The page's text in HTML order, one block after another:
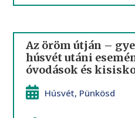
Az öröm útján –
húsvét utáni
óvodások és
Húsvét, Pünkösd